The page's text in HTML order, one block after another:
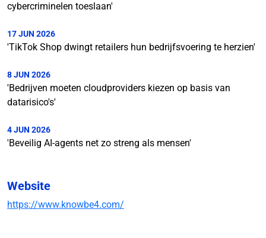
cybercriminelen toeslaan'
17 JUN 2026
'TikTok Shop dwingt retailers hun bedrijfsvoering te herzien'
8 JUN 2026
'Bedrijven moeten cloudproviders kiezen op basis van
datarisico's'
4 JUN 2026
'Beveilig AI-agents net zo streng als mensen'
Website
https://www.knowbe4.com/